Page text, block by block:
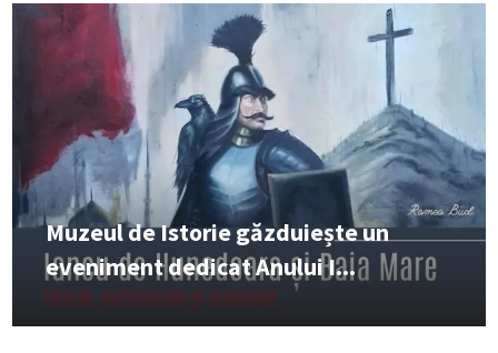
Muzeul de Istorie găzduiește un
eveniment dedicat Anului I...